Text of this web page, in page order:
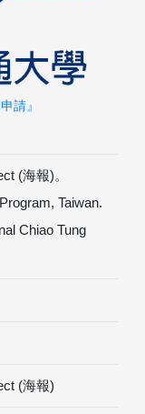
(海報)。
Taiwan.
Chiao Tung
(海報)
請』